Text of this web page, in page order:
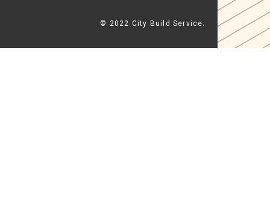
© 2022 City Build Service.